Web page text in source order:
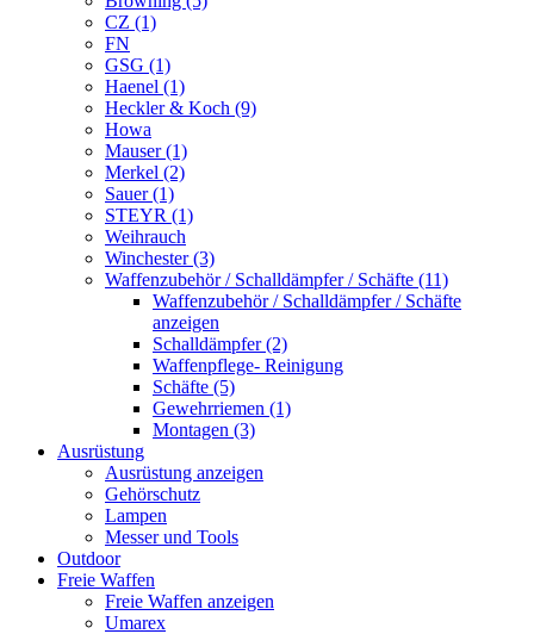
CZ (1)
FN
GSG (1)
Haenel (1)
Heckler & Koch (9)
Howa
Mauser (1)
Merkel (2)
Sauer (1)
STEYR (1)
Weihrauch
Winchester (3)
Waffenzubehör / Schalldämpfer / Schäfte (11)
Waffenzubehör / Schalldämpfer / Schäfte
anzeigen
Schalldämpfer (2)
Waffenpflege- Reinigung
Schäfte (5)
Gewehrriemen (1)
Montagen (3)
Ausrüstung
Ausrüstung anzeigen
Gehörschutz
Lampen
Messer und Tools
Outdoor
Freie Waffen
Freie Waffen anzeigen
Umarex